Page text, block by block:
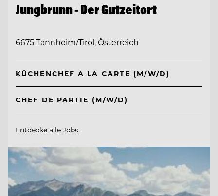
Jungbrunn - Der Gutzeitort
6675 Tannheim/Tirol, Österreich
KÜCHENCHEF A LA CARTE (M/W/D)
CHEF DE PARTIE (M/W/D)
Entdecke alle Jobs